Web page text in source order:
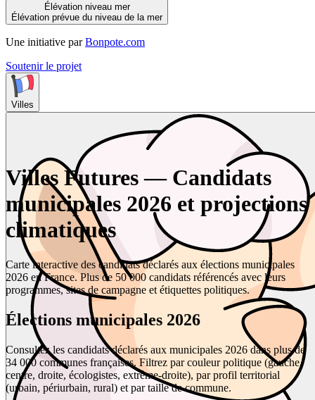
Élévation niveau mer
Élévation prévue du niveau de la mer
Une initiative par Bonpote.com
Soutenir le projet
Villes
Villes Futures — Candidats
municipales 2026 et projections
climatiques
Carte interactive des candidats déclarés aux élections municipales
2026 en France. Plus de 50 000 candidats référencés avec leurs
programmes, sites de campagne et étiquettes politiques.
Élections municipales 2026
Consultez les candidats déclarés aux municipales 2026 dans plus de
34 000 communes françaises. Filtrez par couleur politique (gauche,
centre, droite, écologistes, extrême-droite), par profil territorial
(urbain, périurbain, rural) et par taille de commune.